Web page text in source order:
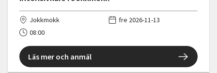
Jokkmokk
fre 2026-11-13
08:00
Läs mer och anmäl